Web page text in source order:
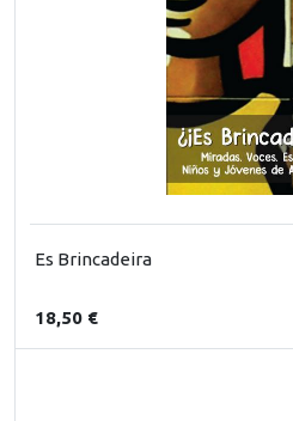
Es Brincadeira
18,50 €